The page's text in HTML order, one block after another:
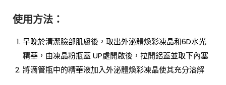
使用方法：
早晚於清潔臉部肌膚後，取出外泌體煥彩凍晶和6D水光
精華，由凍晶粉瓶蓋 UP處開啟後，拉開鋁蓋並取下內塞
將滴管瓶中的精華液加入外泌體煥彩凍晶使其充分溶解